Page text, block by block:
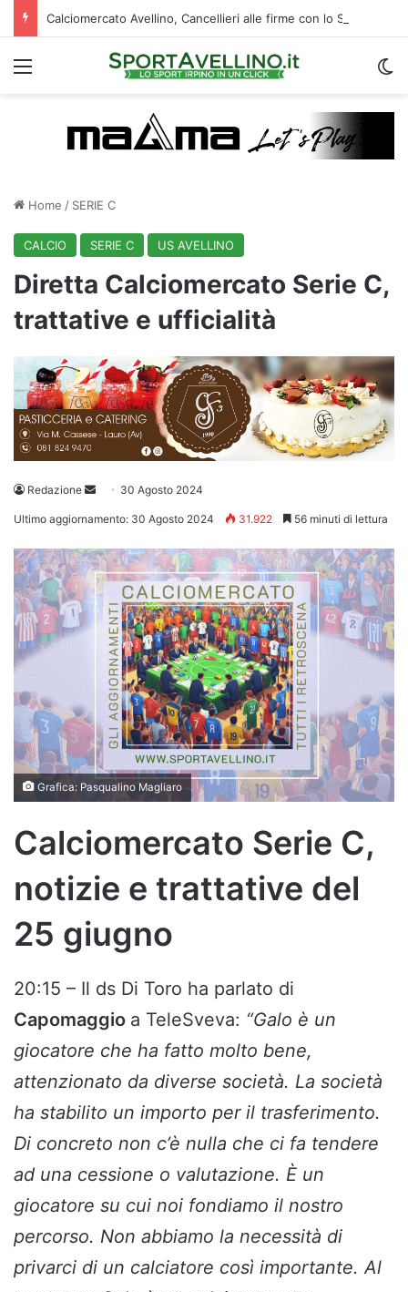
Menu
Home / SERIE C
CALCIO SERIE C US AVELLINO
Diretta Calciomercato Serie C,
trattative e ufficialità
Redazione
Invia 30 Agosto 2024
Ultimo aggiornamento: 30 Agosto 2024 31.922 56 minuti di lettura
Grafica: Pasqualino Magliaro
Calciomercato Serie C,
notizie e trattative del
25 giugno
20:15 – Il ds Di Toro ha parlato di
Capomaggio a TeleSveva: “Galo è un
giocatore che ha fatto molto bene,
attenzionato da diverse società. La società
ha stabilito un importo per il trasferimento.
Di concreto non c’è nulla che ci fa tendere
ad una cessione o valutazione. È un
giocatore su cui noi fondiamo il nostro
percorso. Non abbiamo la necessità di
privarci di un calciatore così importante. Al